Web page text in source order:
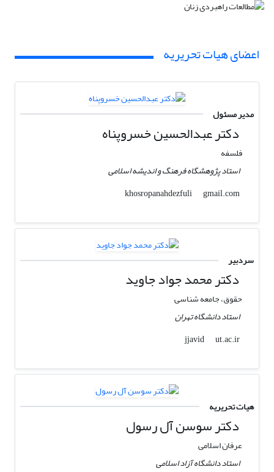
اعضای هیات تحریریه
مدیر مسئول
دکتر عبدالحسین خسروپناه
فلسفه
استاد پژوهشگاه فرهنگ و اندیشه اسلامی
khosropanahdezfuli
gmail.com
سردبیر
دکتر محمد جواد جاوید
حقوق، جامعه شناسی
استاد دانشگاه تهران
jjavid
ut.ac.ir
هیات تحریریه
دکتر سوسن آل رسول
عرفان اسلامی
استاد دانشگاه آزاد اسلامی